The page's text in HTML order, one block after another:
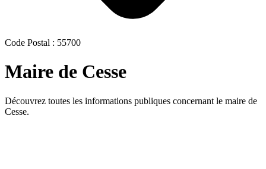
Code Postal : 55700
Maire de Cesse
Découvrez toutes les informations publiques concernant le maire de
Cesse.